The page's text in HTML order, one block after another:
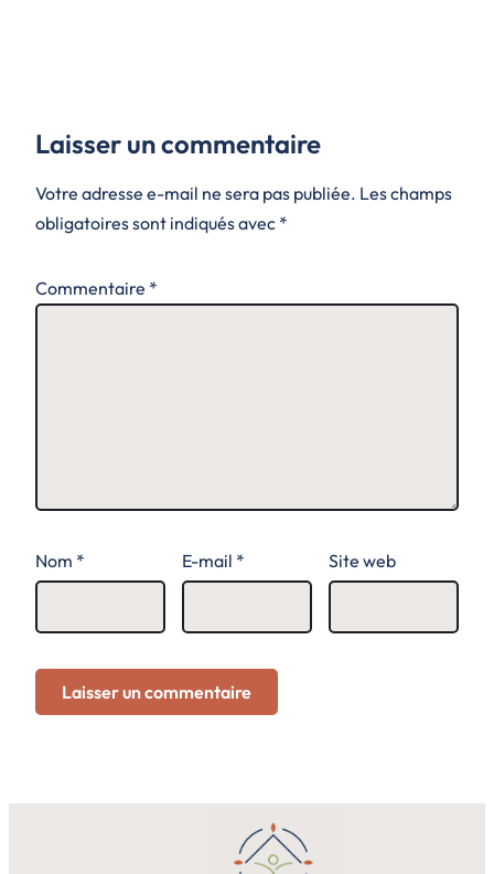
Laisser un commentaire
Votre adresse e-mail ne sera pas publiée. Les champs
obligatoires sont indiqués avec *
Commentaire *
Nom * E-mail * Site web